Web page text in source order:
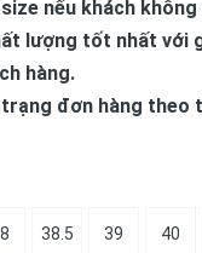
nếu khách không
lượng tốt nhất với
hàng.
đơn hàng theo
38.5 39 40